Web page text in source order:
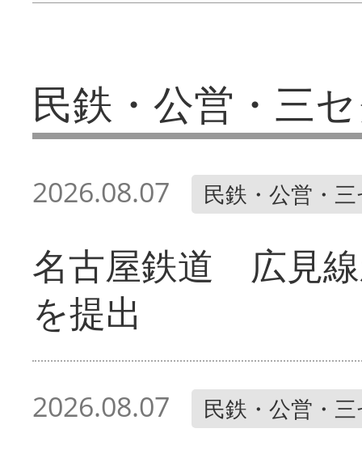
民鉄・公営・三
2026.08.07 民鉄・公営・
名古屋鉄道 広見
を提出
2026.08.07 民鉄・公営・